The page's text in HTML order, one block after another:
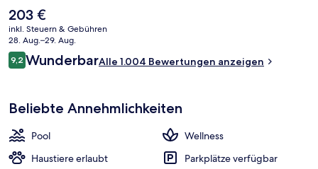
serviert. Zu den weiteren Highlights gehören 2 Bars/Lounges, ein
Innenpool und eine Poolbar. Das hilfsbereite Personal und die
fußgängerfreundliche Lage erhalten gute Bewertungen von
anderen Reisenden.
Der
aktuelle
Preis
beträgt
203 €.
203 €
inkl. Steuern & Gebühren
28. Aug.–29. Aug.
Bewertungen
9,29,2 von 10.
WunderbarAlle 1.004 Bewertungen anzeigen
Beliebte Annehmlichkeiten
Pool
Wellness
Haustiere erlaubt
Parkplätze verfügbar